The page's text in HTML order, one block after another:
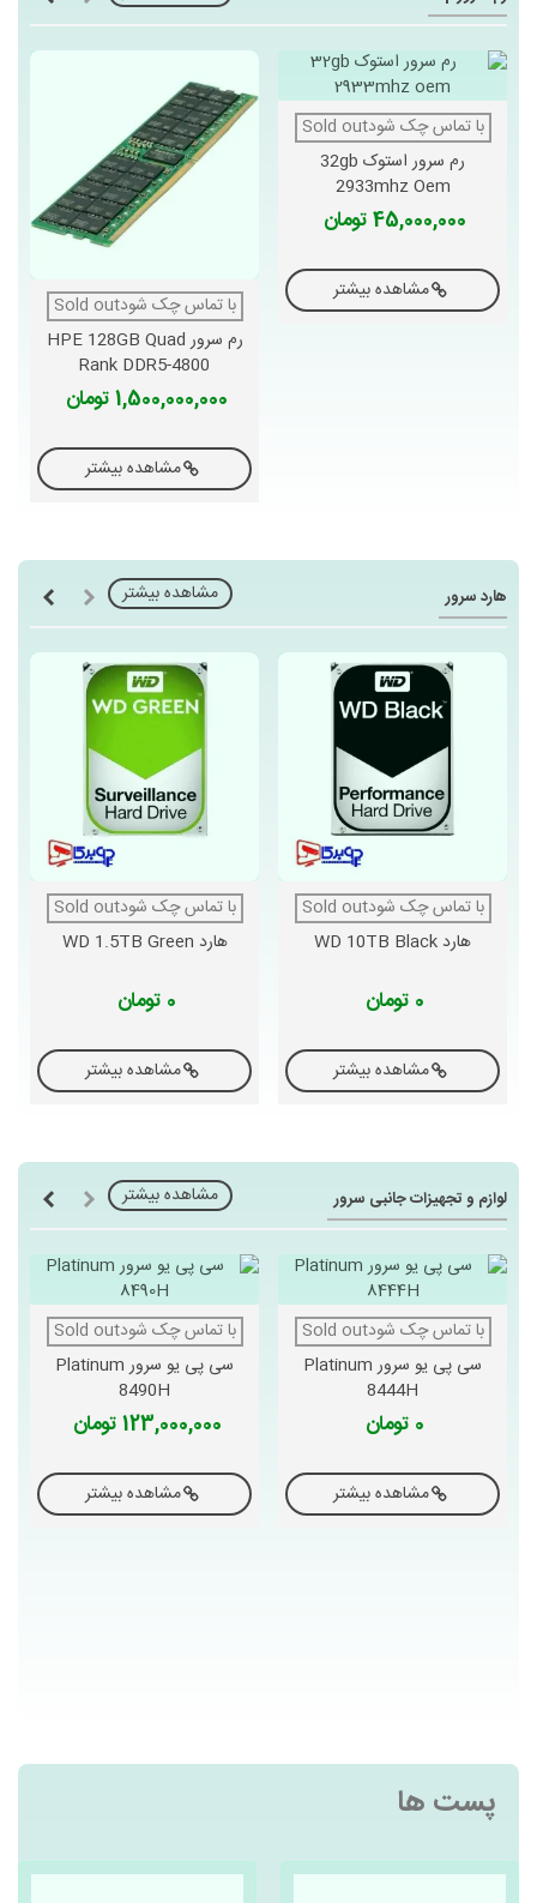
با تماس چک شودSold out
رم سرور استوک 32gb
2933mhz Oem
45,000,000 تومان
مشاهده بیشتر
با تماس چک شودSold out
رم سرور HPE 128GB Quad
Rank DDR5-4800
1,500,000,000 تومان
مشاهده بیشتر
هارد سرور مشاهده بیشتر
با تماس چک شودSold out
هارد WD 10TB Black
0 تومان
مشاهده بیشتر
با تماس چک شودSold out
هارد WD 1.5TB Green
0 تومان
مشاهده بیشتر
لوازم و تجهیزات جانبی سرور مشاهده بیشتر
با تماس چک شودSold out
سی پی یو سرور Platinum
8444H
0 تومان
مشاهده بیشتر
با تماس چک شودSold out
سی پی یو سرور Platinum
8490H
123,000,000 تومان
مشاهده بیشتر
پست ها